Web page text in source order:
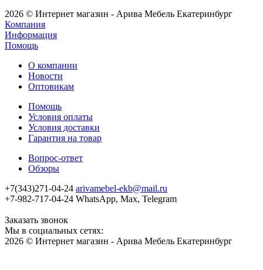
2026 © Интернет магазин - Арива Мебель Екатеринбург
Компания
Информация
Помощь
О компании
Новости
Оптовикам
Помощь
Условия оплаты
Условия доставки
Гарантия на товар
Вопрос-ответ
Обзоры
+7(343)271-04-24 arivamebel-ekb@mail.ru
+7-982-717-04-24 WhatsApp, Max, Telegram
Заказать звонок
Мы в социальных сетях:
2026 © Интернет магазин - Арива Мебель Екатеринбург